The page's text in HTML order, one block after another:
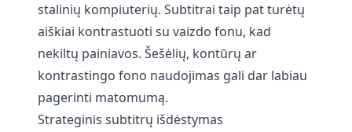
stalinių kompiuterių. Subtitrai taip pat turėtų
aiškiai kontrastuoti su vaizdo fonu, kad
nekiltų painiavos. Šešėlių, kontūrų ar
kontrastingo fono naudojimas gali dar labiau
pagerinti matomumą.
Strateginis subtitrų išdėstymas